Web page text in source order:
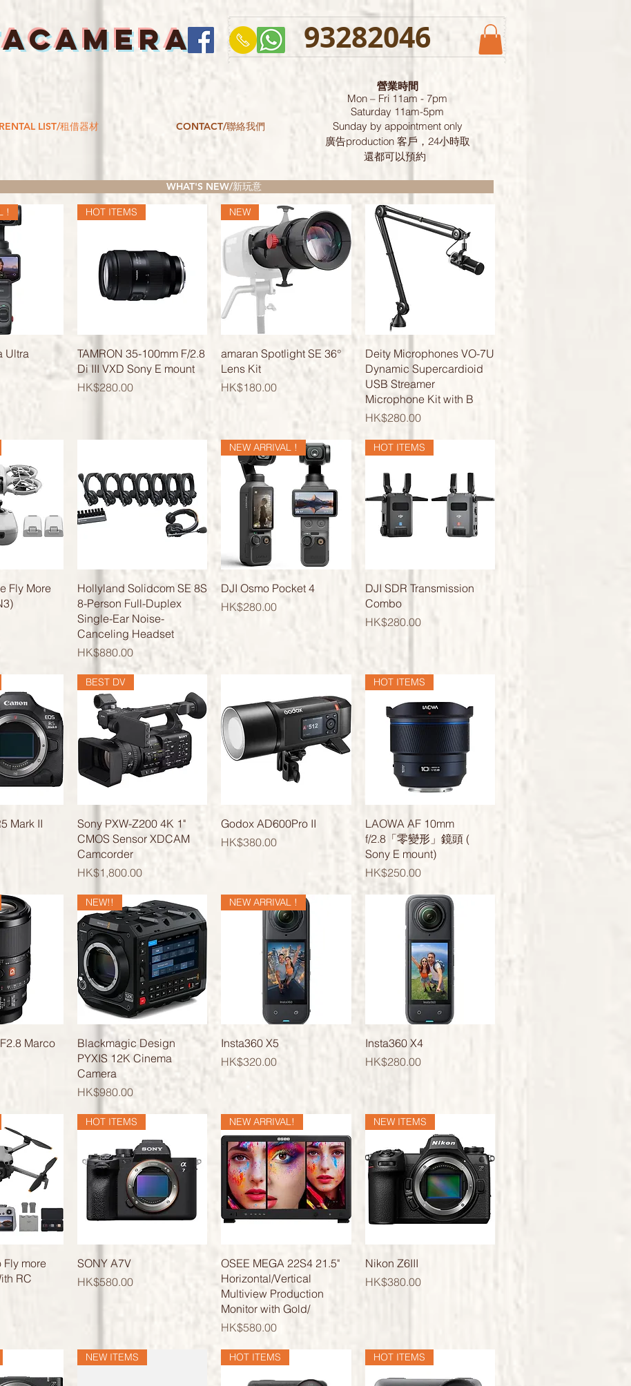
93282046
RENTAL LIST/租借器材 CONTACT/聯絡我們
營業時間
Mon – Fri 11am - 7pm
Saturday 11am-5pm
Sunday by appointment only
廣告production 客戶，24小時取
還都可以預約
覽
!
Ultra
快速瀏覽
HOT ITEMS
TAMRON 35-100mm F/2.8
Di III VXD Sony E mount
價格
HK$280.00
快速瀏覽
NEW
amaran Spotlight SE 36°
Lens Kit
價格
HK$180.00
快速瀏覽
Deity Microphones VO-7U
Dynamic Supercardioid
USB Streamer
Microphone Kit with B
價格
HK$280.00
覽
Fly More
快速瀏覽
Hollyland Solidcom SE 8S
8-Person Full-Duplex
Single-Ear Noise-
Canceling Headset
價格
HK$880.00
快速瀏覽
NEW ARRIVAL !
DJI Osmo Pocket 4
價格
HK$280.00
快速瀏覽
HOT ITEMS
DJI SDR Transmission
Combo
價格
HK$280.00
覽
Mark II
快速瀏覽
BEST DV
Sony PXW-Z200 4K 1"
CMOS Sensor XDCAM
Camcorder
價格
HK$1,800.00
快速瀏覽
Godox AD600Pro II
價格
HK$380.00
快速瀏覽
HOT ITEMS
LAOWA AF 10mm
f/2.8「零變形」鏡頭 (
Sony E mount)
價格
HK$250.00
覽
Marco
快速瀏覽
NEW!!
Blackmagic Design
PYXIS 12K Cinema
Camera
價格
HK$980.00
快速瀏覽
NEW ARRIVAL !
Insta360 X5
價格
HK$320.00
快速瀏覽
Insta360 X4
價格
HK$280.00
覽
Fly more
RC
快速瀏覽
HOT ITEMS
SONY A7V
價格
HK$580.00
快速瀏覽
NEW ARRIVAL!
OSEE MEGA 22S4 21.5"
Horizontal/Vertical
Multiview Production
Monitor with Gold/
價格
HK$580.00
快速瀏覽
NEW ITEMS
Nikon Z6III
價格
HK$380.00
NEW ITEMS HOT ITEMS HOT ITEMS
WHAT'S NEW/新玩意